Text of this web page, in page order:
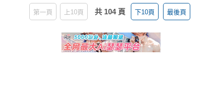
第一頁 上10頁 共 104 頁 下10頁 最後頁